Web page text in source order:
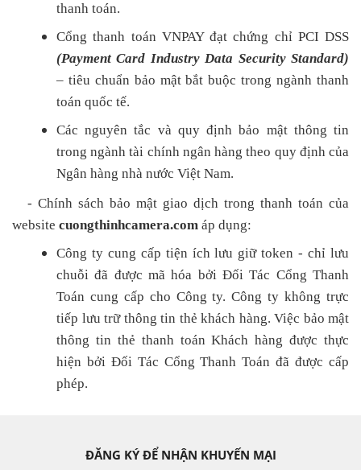
thanh toán.
Cổng thanh toán VNPAY đạt chứng chỉ PCI DSS
(Payment Card Industry Data Security Standard)
– tiêu chuẩn bảo mật bắt buộc trong ngành thanh
toán quốc tế.
Các nguyên tắc và quy định bảo mật thông tin
trong ngành tài chính ngân hàng theo quy định của
Ngân hàng nhà nước Việt Nam.
- Chính sách bảo mật giao dịch trong thanh toán của
website cuongthinhcamera.com áp dụng:
Công ty cung cấp tiện ích lưu giữ token - chỉ lưu
chuỗi đã được mã hóa bởi Đối Tác Cổng Thanh
Toán cung cấp cho Công ty. Công ty không trực
tiếp lưu trữ thông tin thẻ khách hàng. Việc bảo mật
thông tin thẻ thanh toán Khách hàng được thực
hiện bởi Đối Tác Cổng Thanh Toán đã được cấp
phép.
ĐĂNG KÝ ĐỂ NHẬN KHUYẾN MẠI